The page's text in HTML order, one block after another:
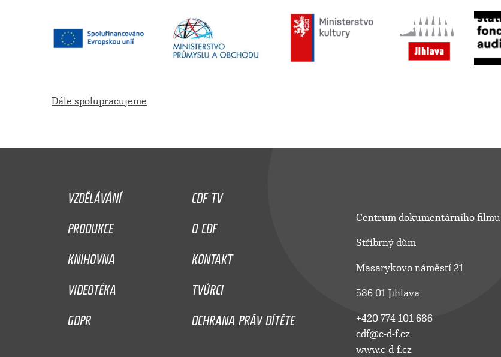
Dále spolupracujeme
VZDĚLÁVÁNÍ
CDF TV
PRODUKCE
O CDF
KNIHOVNA
KONTAKT
VIDEOTÉKA
TVŮRCI
GDPR
OCHRANA PRÁV DÍTĚTE
Centrum dokumentárního filmu
Stříbrný dům
Masarykovo náměstí 21
586 01 Jihlava
+420 774 101 686
cdf@c-d-f.cz
www.c-d-f.cz